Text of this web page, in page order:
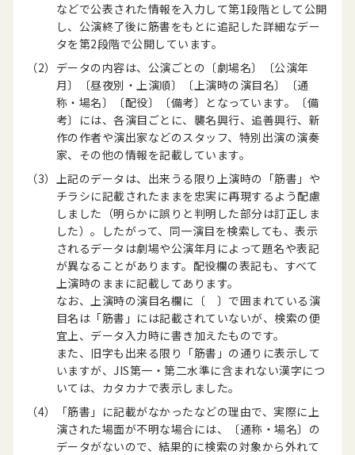
などで公表された情報を入力して第1段階として公開
し、公演終了後に筋書をもとに追記した詳細なデー
タを第2段階で公開しています。
（2） データの内容は、公演ごとの〔劇場名〕〔公演年
月〕〔昼夜別・上演順〕〔上演時の演目名〕〔通
称・場名〕〔配役〕〔備考〕となっています。〔備
考〕には、各演目ごとに、襲名興行、追善興行、新
作の作者や演出家などのスタッフ、特別出演の演奏
家、その他の情報を記載しています。
（3） 上記のデータは、出来うる限り上演時の「筋書」や
チラシに記載されたままを忠実に再現するよう配慮
しました（明らかに誤りと判明した部分は訂正しま
した）。したがって、同一演目を検索しても、表示
されるデータは劇場や公演年月によって題名や表記
が異なることがあります。配役欄の表記も、すべて
上演時のままに記載してあります。
なお、上演時の演目名欄に〔 〕で囲まれている演
目名は「筋書」には記載されていないが、検索の便
宜上、データ入力時に書き加えたものです。
また、旧字も出来る限り「筋書」の通りに表示して
いますが、JIS第一・第二水準に含まれない漢字につ
いては、カタカナで表示しました。
（4）
「筋書」に記載がなかったなどの理由で、実際に上
演された場面が不明な場合には、〔通称・場名〕の
データがないので、結果的に検索の対象から外れて